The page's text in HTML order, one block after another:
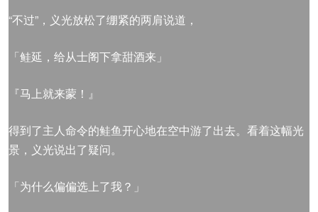
“不过”，义光放松了绷紧的两肩说道，
「鲑延，给从士阁下拿甜酒来」
『马上就来蒙！』
得到了主人命令的鲑鱼开心地在空中游了出去。看着这幅光
景，义光说出了疑问。
「为什么偏偏选上了我？」